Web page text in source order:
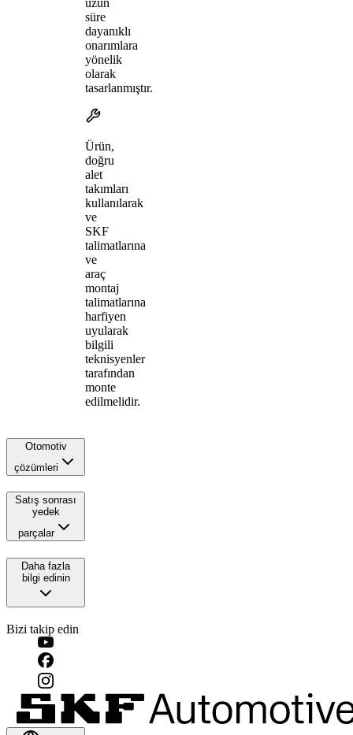
süre
dayanıklı
onarımlara
yönelik
olarak
tasarlanmıştır.
Ürün,
doğru
alet
takımları
kullanılarak
ve
SKF
talimatlarına
ve
araç
montaj
talimatlarına
harfiyen
uyularak
bilgili
teknisyenler
tarafından
monte
edilmelidir.
Otomotiv
çözümleri
Satış sonrası
yedek
parçalar
Daha fazla
bilgi edinin
Bizi takip edin